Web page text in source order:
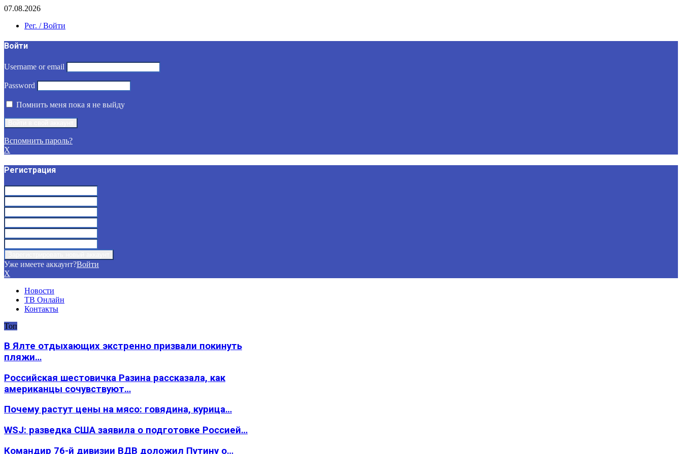
07.08.2026
Рег. / Войти
Войти
Username or email
Password
Помнить меня пока я не выйду
Вспомнить пароль?
X
Регистрация
Уже имеете аккаунт?Войти
X
Новости
ТВ Онлайн
Контакты
Топ
В Ялте отдыхающих экстренно призвали покинуть
пляжи…
Российская шестовичка Разина рассказала, как
американцы сочувствуют…
Почему растут цены на мясо: говядина, курица…
WSJ: разведка США заявила о подготовке Россией…
Командир 76-й дивизии ВДВ доложил Путину о…